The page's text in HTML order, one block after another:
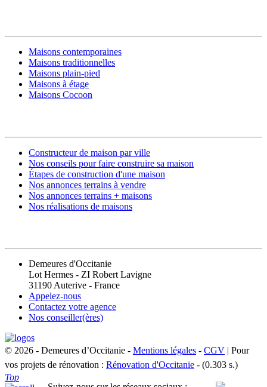
Maisons contemporaines
Maisons traditionnelles
Maisons plain-pied
Maisons à étage
Maisons Cocoon
Constructeur de maison par ville
Nos conseils pour faire construire sa maison
Étapes de construction d'une maison
Nos annonces terrains à vendre
Nos annonces terrains + maisons
Nos réalisations de maisons
Demeures d'Occitanie
Lot Hermes - ZI Robert Lavigne
31190 Auterive - France
Appelez-nous
Contactez votre agence
Nos conseiller(ères)
© 2026 - Demeures d’Occitanie - Mentions légales - CGV | Pour
vos projets de rénovation : Rénovation d'Occitanie - (0.303 s.)
Top